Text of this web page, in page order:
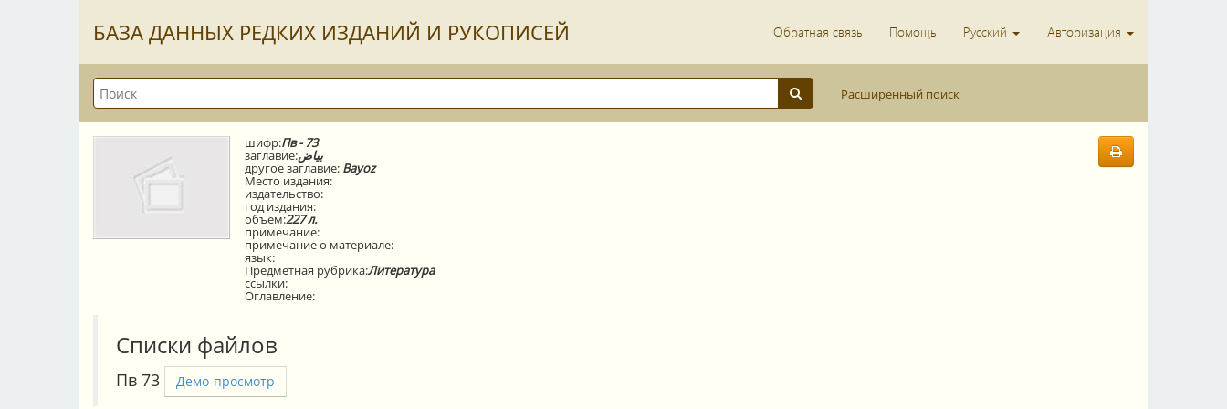
БАЗА ДАННЫХ РЕДКИХ ИЗДАНИЙ И РУКОПИСЕЙ Обратная связь Помощь Русский Авторизация
Расширенный поиск
шифр:Пв - 73
заглавие:بياض
другое заглавие: Bayoz
Место издания:
издательство:
год издания:
объем:227 л.
примечание:
примечание о материале:
язык:
Предметная рубрика:Литература
ссылки:
Оглавление:
Списки файлов
Пв 73 Демо-просмотр